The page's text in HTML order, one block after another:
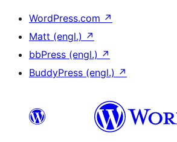
WordPress.com ↗
Matt (engl.) ↗
bbPress (engl.) ↗
BuddyPress (engl.) ↗